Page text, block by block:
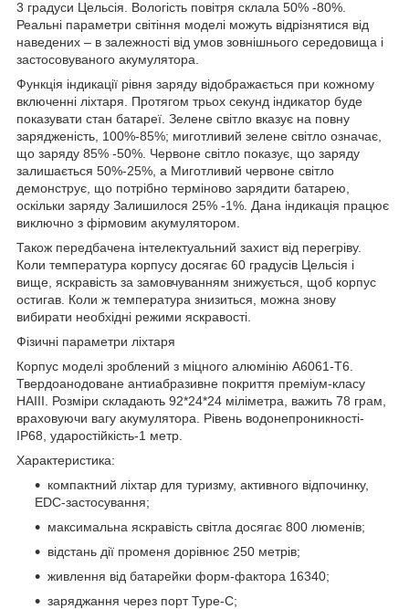
3 градуси Цельсія. Вологість повітря склала 50% -80%.
Реальні параметри світіння моделі можуть відрізнятися від
наведених – в залежності від умов зовнішнього середовища і
застосовуваного акумулятора.
Функція індикації рівня заряду відображається при кожному
включенні ліхтаря. Протягом трьох секунд індикатор буде
показувати стан батареї. Зелене світло вказує на повну
зарядженість, 100%-85%; миготливий зелене світло означає,
що заряду 85% -50%. Червоне світло показує, що заряду
залишається 50%-25%, а Миготливий червоне світло
демонструє, що потрібно терміново зарядити батарею,
оскільки заряду Залишилося 25% -1%. Дана індикація працює
виключно з фірмовим акумулятором.
Також передбачена інтелектуальний захист від перегріву.
Коли температура корпусу досягає 60 градусів Цельсія і
вище, яскравість за замовчуванням знижується, щоб корпус
остигав. Коли ж температура знизиться, можна знову
вибирати необхідні режими яскравості.
Фізичні параметри ліхтаря
Корпус моделі зроблений з міцного алюмінію A6061-T6.
Твердоанодоване антиабразивне покриття преміум-класу
HAIII. Розміри складають 92*24*24 міліметра, важить 78 грам,
враховуючи вагу акумулятора. Рівень водонепроникності-
IP68, ударостійкість-1 метр.
Характеристика:
компактний ліхтар для туризму, активного відпочинку,
EDC-застосування;
максимальна яскравість світла досягає 800 люменів;
відстань дії променя дорівнює 250 метрів;
живлення від батарейки форм-фактора 16340;
заряджання через порт Type-C;